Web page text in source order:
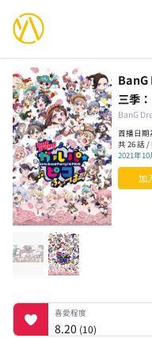
YourAnimes 你的動畫
BanG
三季
BanG
首播日期
共 26 話
2021年
加
喜愛程度喜愛程度
8.20 (10)
記錄總人數
完食人數
追番中人數
一時中斷人數
棄番人數
計劃觀看人數